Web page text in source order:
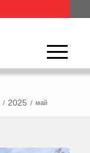
/ 2025 / май